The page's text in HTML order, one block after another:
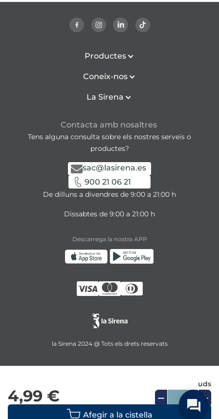
4,99 €
uds
Productes
Coneix-nos
La Sirena
Contacta amb nosaltres
Tens alguna consulta sobre els nostres serveis o
productes?
sac@lasirena.es
900 21 06 21
De dilluns a divendres de 9:00 a 21:00 h
Dissabtes de 9:00 a 21:00 h
Descarrega la nostra APP
la Sirena 2024 @ Tots els drets reservats